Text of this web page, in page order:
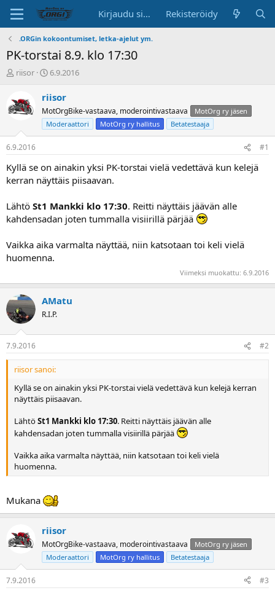
Kirjaudu sisään Rekisteröidy
.ORGin kokoontumiset, letka-ajelut ym.
PK-torstai 8.9. klo 17:30
K
k
u
t
e
u
n
l
o
t
a
a
riisor
A
o
t
u
s
i
v
6.9.2016
riisor
MotOrgBike-vastaava, moderointivastaava
MotOrg ry jäsen
Moderaattori
MotOrg ry hallitus Betatestaaja
6.9.2016 #1
Kyllä se on ainakin yksi PK-torstai vielä vedettävä kun kelejä
kerran näyttäis piisaavan.
Lähtö St1 Mankki klo 17:30. Reitti näyttäis jäävän alle
kahdensadan joten tummalla visiirillä pärjää
Vaikka aika varmalta näyttää, niin katsotaan toi keli vielä
huomenna.
Viimeksi muokattu: 6.9.2016
AMatu
R.I.P.
7.9.2016 #2
riisor sanoi:
Kyllä se on ainakin yksi PK-torstai vielä vedettävä kun kelejä kerran
näyttäis piisaavan.
LähtöSt1 Mankki klo 17:30. Reitti näyttäis jäävän alle
kahdensadan joten tummalla visiirillä pärjää
Vaikka aika varmalta näyttää, niin katsotaan toi keli vielä
huomenna.
Mukana
riisor
MotOrgBike-vastaava, moderointivastaava
MotOrg ry jäsen
Moderaattori
MotOrg ry hallitus Betatestaaja
7.9.2016 #3